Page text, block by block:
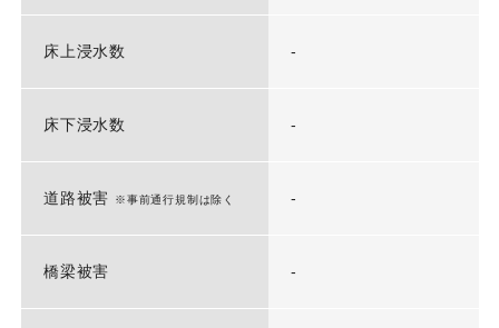
床上浸水数 -
床下浸水数 -
道路被害 ※事前通行規制は除く -
橋梁被害 -